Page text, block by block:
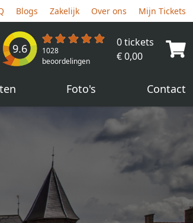
Blogs Zakelijk Over ons Mijn Tickets
9.6
1028
beoordelingen
0 tickets
€ 0,00
Foto's Contact